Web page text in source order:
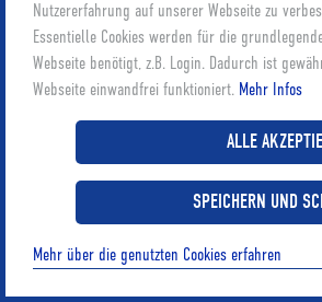
Diese Webseite verwendet Cookies, um die
Nutzererfahrung auf unserer Webseite zu
Essentielle Cookies werden für die
Webseite benötigt, z.B. Login. Dadurch ist
Webseite einwandfrei funktioniert. Mehr Infos
ALLE
SPEICHERN UND
Mehr über die genutzten Cookies erfahren